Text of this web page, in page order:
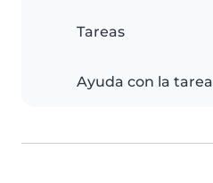
Tareas
Ayuda con la tarea